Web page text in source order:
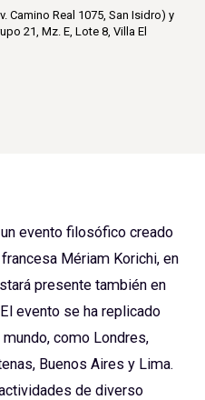
Camino Real 1075, San Isidro) y
21, Mz. E, Lote 8, Villa El
evento filosófico creado
Mériam Korichi, en
presente también en
evento se ha replicado
como Londres,
Buenos Aires y Lima.
de diverso